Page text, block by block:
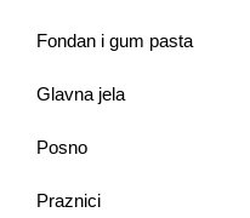
Fondan i gum pasta
Glavna jela
Posno
Praznici